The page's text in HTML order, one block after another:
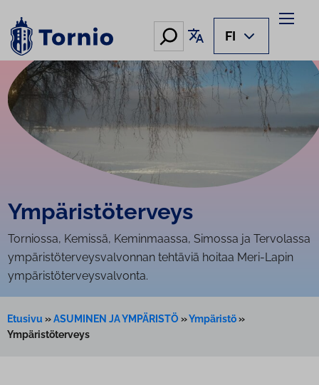
sisältöön
Hae Käännä sivu
FI
Ym­pä­ris­tö­ter­veys
Torniossa, Kemissä, Keminmaassa, Simossa ja Tervolassa
ympäristöterveysvalvonnan tehtäviä hoitaa Meri-Lapin
ympäristöterveysvalvonta.
Etusivu »ASUMINEN JA YMPÄRISTÖ »Ympäristö»
Ympäristöterveys